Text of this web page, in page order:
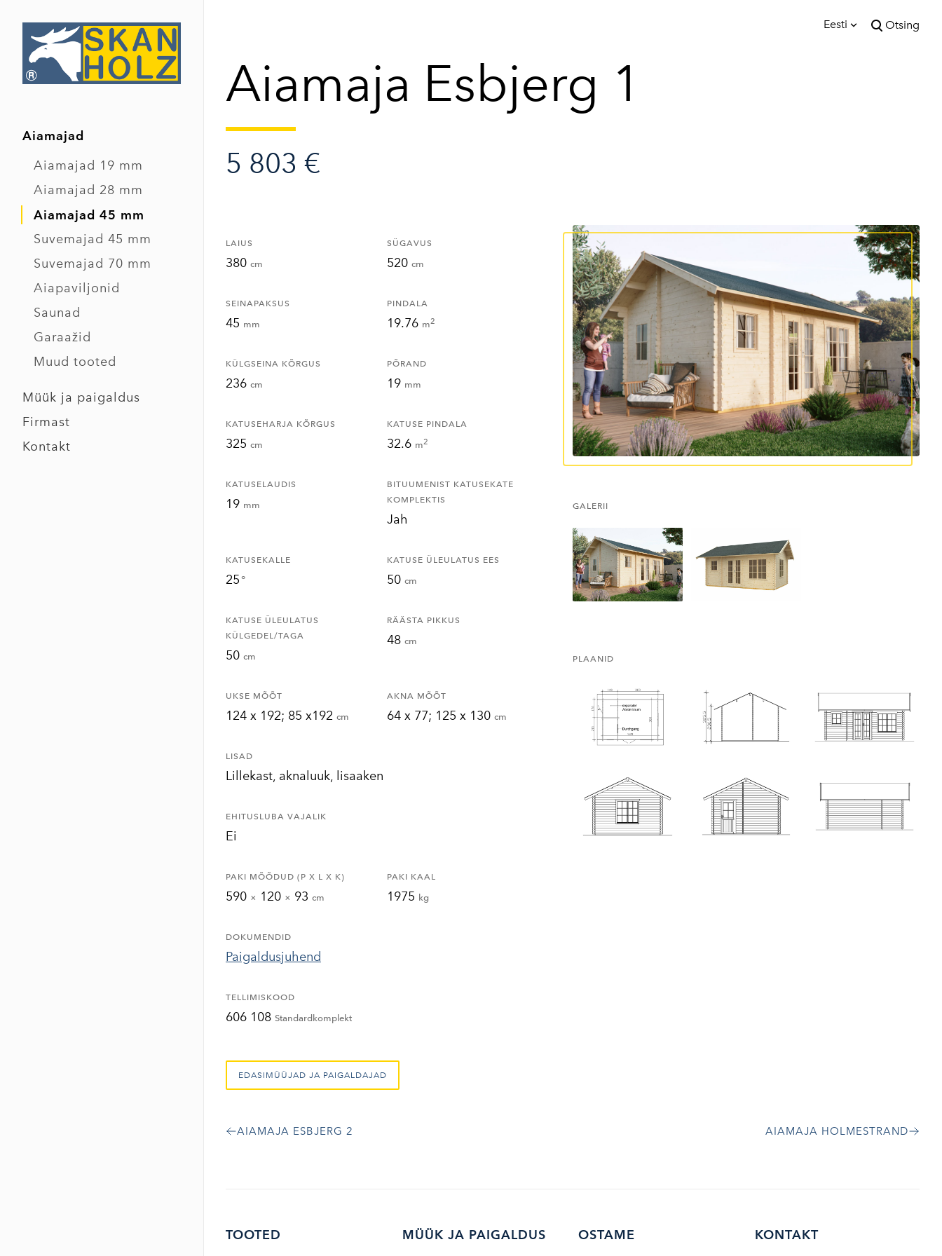
Eesti Otsing
Aiamajad
Aiamajad 19 mm
Aiamajad 28 mm
Aiamajad 45 mm
Suvemajad 45 mm
Suvemajad 70 mm
Aiapaviljonid
Saunad
Garaažid
Muud tooted
Müük ja paigaldus
Firmast
Kontakt
Aiamaja Esbjerg 1
5 803 €
LAIUS
380 cm
SÜGAVUS
520 cm
SEINAPAKSUS
45 mm
PINDALA
19.76 m2
KÜLGSEINA KÕRGUS
236 cm
PÕRAND
19 mm
KATUSEHARJA KÕRGUS
325 cm
KATUSE PINDALA
32.6 m2
KATUSELAUDIS
19 mm
BITUUMENIST KATUSEKATE
KOMPLEKTIS
Jah
KATUSEKALLE
25°
KATUSE ÜLEULATUS EES
50 cm
KATUSE ÜLEULATUS
KÜLGEDEL/TAGA
50 cm
RÄÄSTA PIKKUS
48 cm
UKSE MÕÕT
124 x 192; 85 x192 cm
AKNA MÕÕT
64 x 77; 125 x 130 cm
LISAD
Lillekast, aknaluuk, lisaaken
EHITUSLUBA VAJALIK
Ei
PAKI MÕÕDUD (P X L X K)
590 × 120 × 93 cm
PAKI KAAL
1975 kg
DOKUMENDID
Paigaldusjuhend
TELLIMISKOOD
606 108 Standardkomplekt
EDASIMÜÜJAD JA PAIGALDAJAD
GALERII
PLAANID
AIAMAJA ESBJERG 2 AIAMAJA HOLMESTRAND
TOOTED MÜÜK JA PAIGALDUS OSTAME KONTAKT